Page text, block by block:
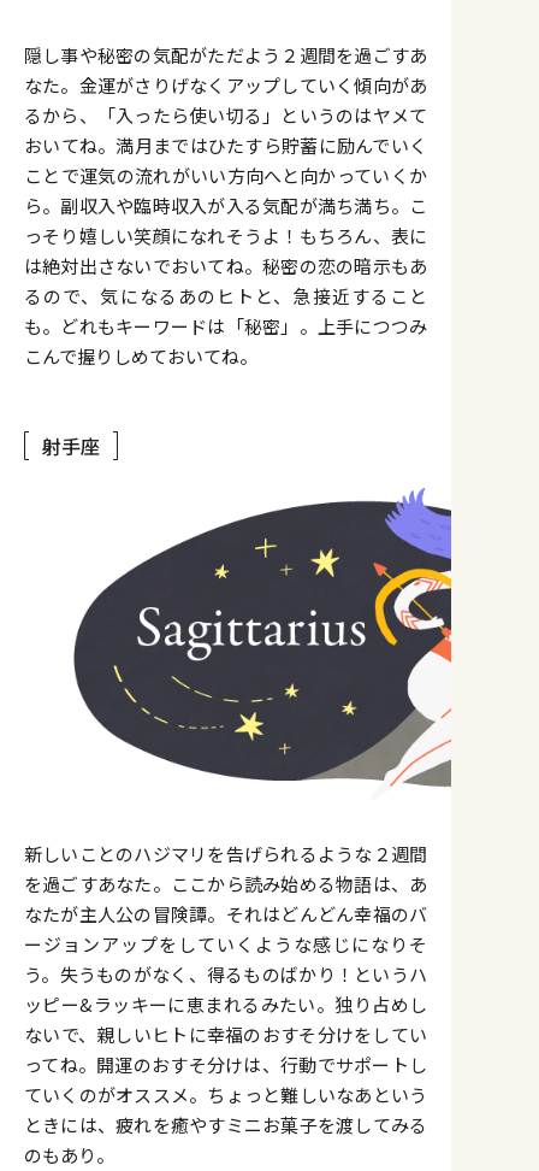
隠し事や秘密の気配がただよう２週間を過ごすあ
なた。金運がさりげなくアップしていく傾向があ
るから、「入ったら使い切る」というのはヤメて
おいてね。満月まではひたすら貯蓄に励んでいく
ことで運気の流れがいい方向へと向かっていくか
ら。副収入や臨時収入が入る気配が満ち満ち。こ
っそり嬉しい笑顔になれそうよ！もちろん、表に
は絶対出さないでおいてね。秘密の恋の暗示もあ
るので、気になるあのヒトと、急接近すること
も。どれもキーワードは「秘密」。上手につつみ
こんで握りしめておいてね。
射手座
新しいことのハジマリを告げられるような２週間
を過ごすあなた。ここから読み始める物語は、あ
なたが主人公の冒険譚。それはどんどん幸福のバ
ージョンアップをしていくような感じになりそ
う。失うものがなく、得るものばかり！というハ
ッピー&ラッキーに恵まれるみたい。独り占めし
ないで、親しいヒトに幸福のおすそ分けをしてい
ってね。開運のおすそ分けは、行動でサポートし
ていくのがオススメ。ちょっと難しいなあという
ときには、疲れを癒やすミニお菓子を渡してみる
のもあり。